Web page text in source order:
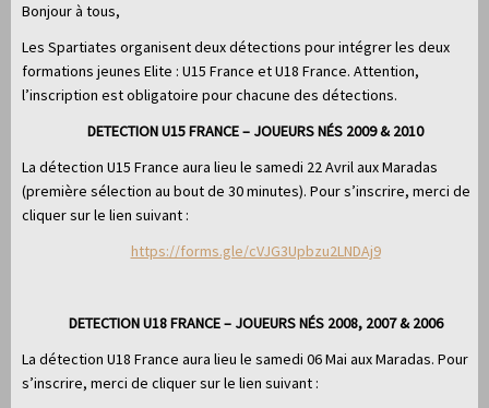
Bonjour à tous,
Les Spartiates organisent deux détections pour intégrer les deux
formations jeunes Elite : U15 France et U18 France. Attention,
l’inscription est obligatoire pour chacune des détections.
DETECTION U15 FRANCE – JOUEURS NÉS 2009 & 2010
La détection U15 France aura lieu le samedi 22 Avril aux Maradas
(première sélection au bout de 30 minutes). Pour s’inscrire, merci de
cliquer sur le lien suivant :
https://forms.gle/cVJG3Upbzu2LNDAj9
DETECTION U18 FRANCE – JOUEURS NÉS 2008, 2007 & 2006
La détection U18 France aura lieu le samedi 06 Mai aux Maradas. Pour
s’inscrire, merci de cliquer sur le lien suivant :